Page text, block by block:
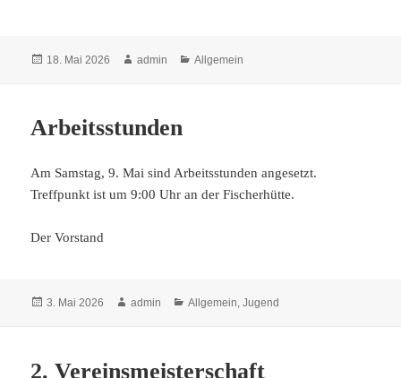
Veröffentlicht
18. Mai 2026 Autor
admin Kategorien
Allgemein
Arbeitsstunden
Am Samstag, 9. Mai sind Arbeitsstunden angesetzt.
Treffpunkt ist um 9:00 Uhr an der Fischerhütte.
Der Vorstand
Veröffentlicht
3. Mai 2026 Autor
admin Kategorien
Allgemein,Jugend
2. Vereinsmeisterschaft